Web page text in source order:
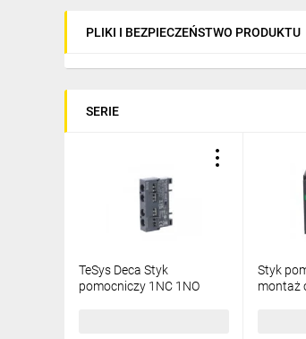
PLIKI I BEZPIECZEŃSTWO PRODUKTU
SERIE
TeSys Deca Styk
pomocniczy 1NC 1NO
Styk
montaż